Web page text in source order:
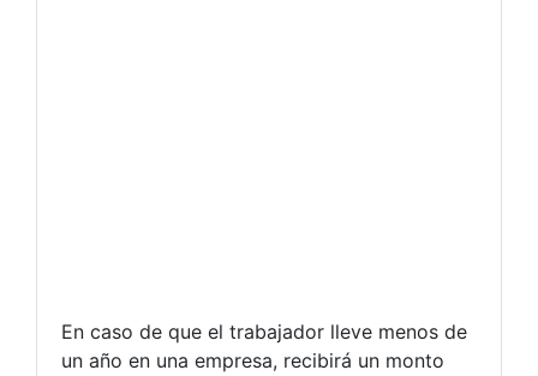
En caso de que el trabajador lleve menos de
un año en una empresa, recibirá un monto